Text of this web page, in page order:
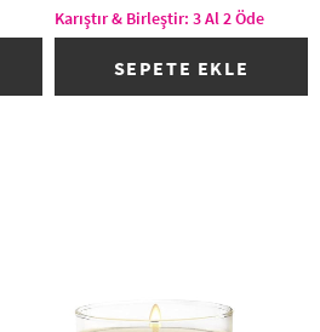
Karıştır & Birleştir: 3 Al 2 Öde
SEPETE EKLE